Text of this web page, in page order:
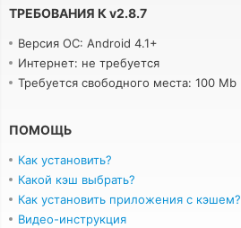
ТРЕБОВАНИЯ К v2.8.7
Версия ОС: Android 4.1+
Интернет: не требуется
Требуется свободного места: 100 Mb
ПОМОЩЬ
Как установить?
Какой кэш выбрать?
Как установить приложения с кэшем?
Видео-инструкция